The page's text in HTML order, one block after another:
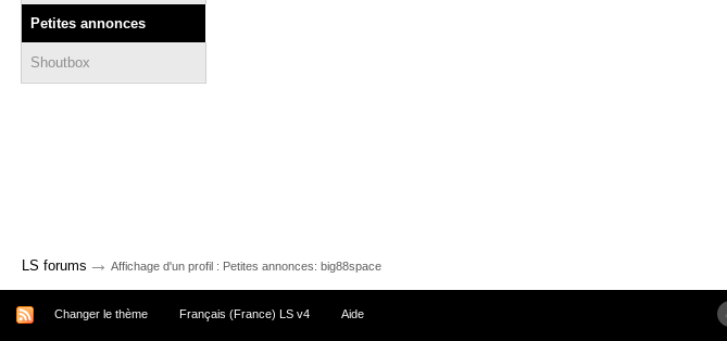
Petites annonces
Shoutbox
LS forums → Affichage d'un profil : Petites annonces: big88space
Changer le thème Français (France) LS v4 Aide